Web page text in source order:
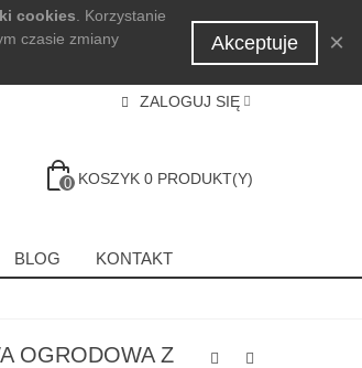
cookies . Korzystanie
czasie zmiany
Akceptuje ×
ZALOGUJ SIĘ
0 KOSZYK 0 PRODUKT(Y)
BLOG KONTAKT
OGRODOWA Z